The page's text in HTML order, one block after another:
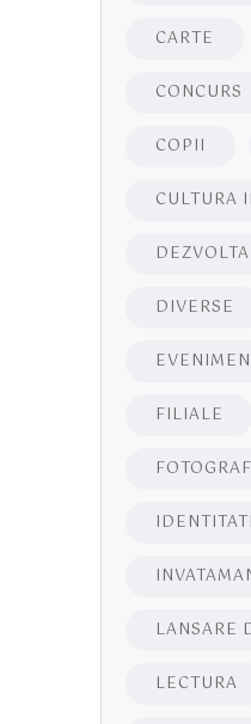
CARTE
CONCURS
COPII
CULTURA
DIVERSE
FILIALE
LANSARE
LECTURA